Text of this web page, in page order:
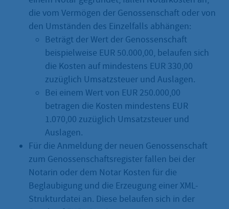
die vom Vermögen der Genossenschaft oder von
den Umständen des Einzelfalls abhängen:
Beträgt der Wert der Genossenschaft
beispielweise EUR 50.000,00, belaufen sich
die Kosten auf mindestens EUR 330,00
zuzüglich Umsatzsteuer und Auslagen.
Bei einem Wert von EUR 250.000,00
betragen die Kosten mindestens EUR
1.070,00 zuzüglich Umsatzsteuer und
Auslagen.
Für die Anmeldung der neuen Genossenschaft
zum Genossenschaftsregister fallen bei der
Notarin oder dem Notar Kosten für die
Beglaubigung und die Erzeugung einer XML-
Strukturdatei an. Diese belaufen sich in der